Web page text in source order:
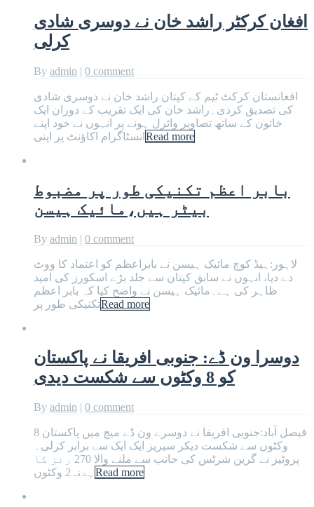
افغان کرکٹر راشد خان نے دوسری شادی
کرلی
By admin | 0 comment
افغانستان کرکٹ ٹیم کے کپتان راشد خان نے دوسری شادی
کی تصدیق کردی۔راشد خان کی ایک تقریب کے دوران ایک
خاتون کے ساتھ تصاویر وائرل ہونے پر انہوں نے خود اپنے
انسٹاگرام اکاؤنٹ پر اپنی Read more
بابر اعظم تکنیکی طور پر مضبوط
بیٹر ہیں،مائیک ہیسن
By admin | 0 comment
لاہور:ہیڈ کوچ مائیک ہیسن نے بابراعظم کو اعتماد کا ووٹ
دے دیا، انہوں نے سابق کپتان سے جلد بڑے اسکورز کی امید
ظاہر کی ہے۔مائیک ہیسن نے واضح کیا کہ بابر اعظم
تکنیکی طور پرRead more
دوسرا ون ڈے: جنوبی افریقا نے پاکستان
کو 8 وکٹوں سے شکست دیدی
By admin | 0 comment
فیصل آباد:جنوبی افریقا نے دوسرے ون ڈے میچ میں پاکستان 8
وکٹوں سے شکست دیکر سیریز ایک ایک سے برابر کرلی۔
پروٹیز نے گرین شرٹس کی جانب سے ملنے والا 270 رنز کا
ہدف 2 وکٹوں Read more